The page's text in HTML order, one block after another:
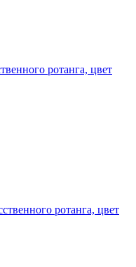
ротанга, цвет
ротанга, цвет